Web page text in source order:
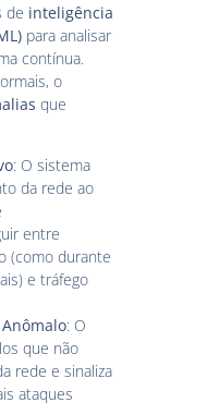
de inteligência
para analisar
contínua.
o
que
: O sistema
da rede ao
entre
(como durante
e tráfego
: O
que não
rede e sinaliza
ataques